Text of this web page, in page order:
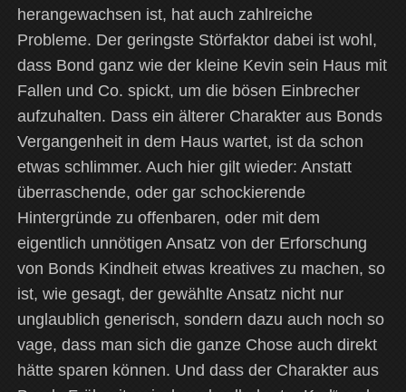
herangewachsen ist, hat auch zahlreiche
Probleme. Der geringste Störfaktor dabei ist wohl,
dass Bond ganz wie der kleine Kevin sein Haus mit
Fallen und Co. spickt, um die bösen Einbrecher
aufzuhalten. Dass ein älterer Charakter aus Bonds
Vergangenheit in dem Haus wartet, ist da schon
etwas schlimmer. Auch hier gilt wieder: Anstatt
überraschende, oder gar schockierende
Hintergründe zu offenbaren, oder mit dem
eigentlich unnötigen Ansatz von der Erforschung
von Bonds Kindheit etwas kreatives zu machen, so
ist, wie gesagt, der gewählte Ansatz nicht nur
unglaublich generisch, sondern dazu auch noch so
vage, dass man sich die ganze Chose auch direkt
hätte sparen können. Und dass der Charakter aus